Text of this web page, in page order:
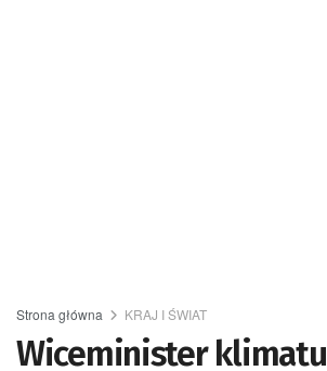
Strona główna KRAJ I ŚWIAT
Wiceminister klimatu